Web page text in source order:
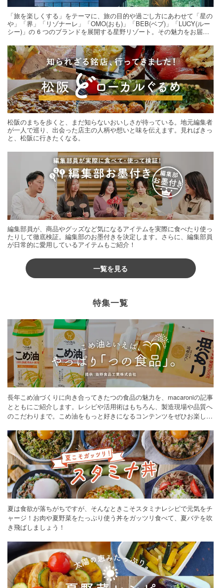
「旅を楽しくする」をテーマに、旅の目的や過ごし方にあわせて「星の
や」「界」「リゾナーレ」「OMO(おも)」「BEB(ベブ)」「LUCY(ルー
シー)」の 6 つのブランドを展開する星野リゾート。その魅力をお届け
松阪のまちを歩くと、まだ知らないおいしさが待っている。地元編集者
が一人で巡り、出会った店主の人柄や想いと味を伝えます。見ればきっ
と、松阪に行きたくなる。
編集部員が、商品やグッズなど気になるアイテムを実際に食べたり使っ
たりして徹底検証。編集部のお墨付きを決定します。さらに、編集部員
が日常的に愛用しているアイテムもご紹介！
一覧を見る
特集一覧
長年こめ油づくりに向き合ってきたつの食品の魅力を、macaroniの記事
とともにご紹介します。レシピや活用術はもちろん、製造現場や品質へ
のこだわりまで。こめ油をもっと好きになるコンテンツをぜひお楽しみ
夏は食欲が落ちがちですが、そんなときこそスタミナレシピで元気をチ
ャージ！お肉や夏野菜をたっぷり使う丼をガッツリ食べて、夏バテを吹
き飛ばしましょう！